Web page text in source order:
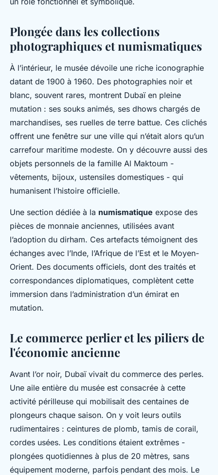
Plongée dans les collections
photographiques et numismatiques
À l’intérieur, le musée dévoile une riche iconographie
datant de 1900 à 1960. Des photographies noir et
blanc, souvent rares, montrent Dubaï en pleine
mutation : ses souks animés, ses dhows chargés de
marchandises, ses ruelles de terre battue. Ces clichés
offrent une fenêtre sur une ville qui n’était alors qu’un
carrefour maritime modeste. On y découvre aussi des
objets personnels de la famille Al Maktoum -
vêtements, bijoux, ustensiles domestiques - qui
humanisent l’histoire officielle.
Une section dédiée à la numismatique expose des
pièces de monnaie anciennes, utilisées avant
l’adoption du dirham. Ces artefacts témoignent des
échanges avec l’Inde, l’Afrique de l’Est et le Moyen-
Orient. Des documents officiels, dont des traités et
correspondances diplomatiques, complètent cette
immersion dans l’administration d’un émirat en
mutation.
Le commerce perlier et les piliers de
l'économie ancienne
Avant l’or noir, Dubaï vivait du commerce des perles.
Une aile entière du musée est consacrée à cette
activité périlleuse qui mobilisait des centaines de
plongeurs chaque saison. On y voit leurs outils
rudimentaires : ceintures de plomb, tamis de corail,
cordes usées. Les conditions étaient extrêmes -
plongées quotidiennes à plus de 20 mètres, sans
équipement moderne, parfois pendant des mois. Le